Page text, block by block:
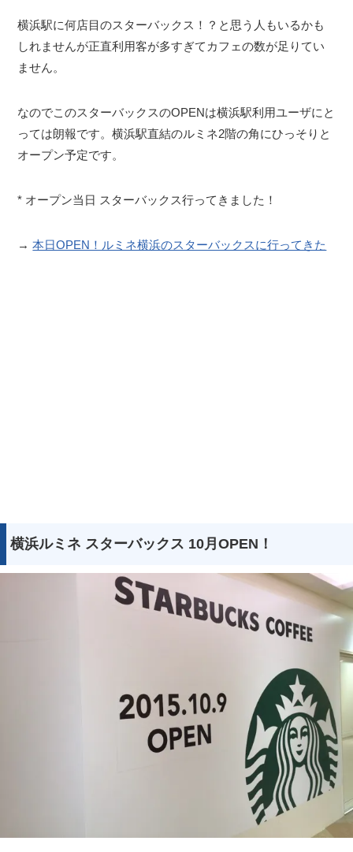
横浜駅に何店目のスターバックス！？と思う人もいるかも
しれませんが正直利用客が多すぎてカフェの数が足りてい
ません。
なのでこのスターバックスのOPENは横浜駅利用ユーザにと
っては朗報です。横浜駅直結のルミネ2階の角にひっそりと
オープン予定です。
* オープン当日 スターバックス行ってきました！
→本日OPEN！ルミネ横浜のスターバックスに行ってきた
横浜ルミネ スターバックス 10月OPEN！